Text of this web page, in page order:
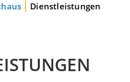
Dienstleistungen